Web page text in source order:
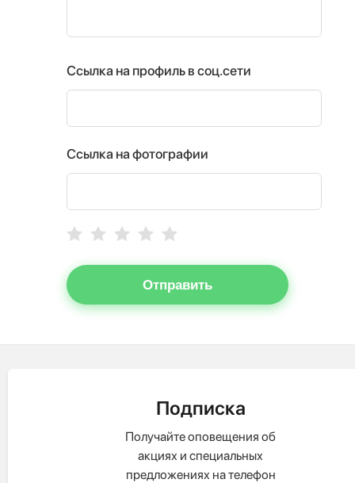
Ссылка на профиль в соц.сети
Ссылка на фотографии
Отправить
Подписка
Получайте оповещения об
акциях и специальных
предложениях на телефон